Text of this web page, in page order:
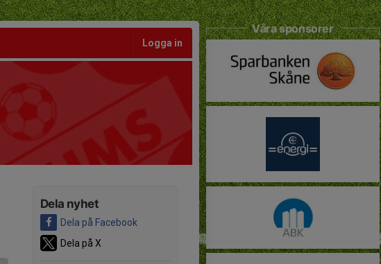
Logga in
Dela nyhet
Dela på Facebook
Dela på X
Våra sponsorer